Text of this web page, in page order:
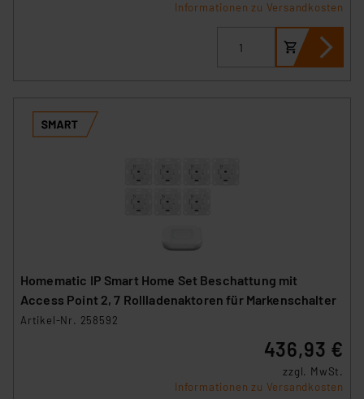
Informationen zu Versandkosten
Homematic IP Smart Home Set Beschattung mit
Access Point 2, 7 Rollladenaktoren für Markenschalter
Artikel-Nr. 258592
436,93 €
zzgl. MwSt.
Informationen zu Versandkosten